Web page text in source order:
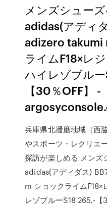
メンズシューズ
adidas(アディ
adizero takumi
ライムF18×レ
ハイレゾブル
【30％OFF】 -
兵庫県北播磨地域（西
やスポーツ・レクリエ
探訪が楽しめる メンズ
adidas(アディダス)
m ショックライムF18×
レゾブルーS18 265,-【